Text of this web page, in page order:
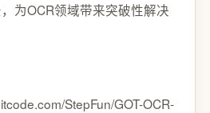
为OCR领域带来突破性解决
StepFun/GOT-OCR-